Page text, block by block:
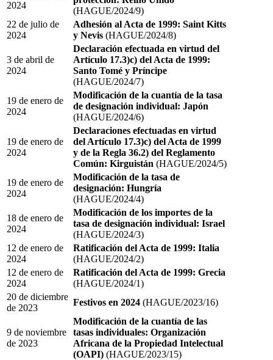
2024
(HAGUE/2024/9)
22 de julio de
2024
Adhesión al Acta de 1999: Saint Kitts
y Nevis (HAGUE/2024/8)
3 de abril de
2024
Declaración efectuada en virtud del
Artículo 17.3)c) del Acta de 1999:
Santo Tomé y Príncipe
(HAGUE/2024/7)
19 de enero de
2024
Modificación de la cuantía de la tasa
de designación individual: Japón
(HAGUE/2024/6)
19 de enero de
2024
Declaraciones efectuadas en virtud
del Artículo 17.3)c) del Acta de 1999
y de la Regla 36.2) del Reglamento
Común: Kirguistán (HAGUE/2024/5)
19 de enero de
2024
Modificación de la tasa de
designación: Hungría
(HAGUE/2024/4)
18 de enero de
2024
Modificación de los importes de la
tasa de designación individual: Israel
(HAGUE/2024/3)
12 de enero de
2024
Ratificación del Acta de 1999: Italia
(HAGUE/2024/2)
12 de enero de
2024
Ratificación del Acta de 1999: Grecia
(HAGUE/2024/1)
20 de diciembre
de 2023
Festivos en 2024 (HAGUE/2023/16)
9 de noviembre
de 2023
Modificación de la cuantía de las
tasas individuales: Organización
Africana de la Propiedad Intelectual
(OAPI) (HAGUE/2023/15)